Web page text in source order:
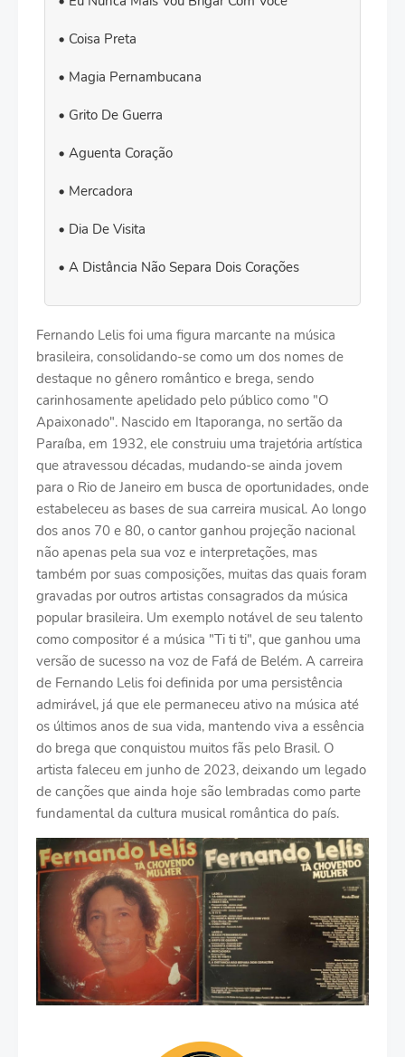
Coisa Preta
Magia Pernambucana
Grito De Guerra
Aguenta Coração
Mercadora
Dia De Visita
A Distância Não Separa Dois Corações
Fernando Lelis foi uma figura marcante na música
brasileira, consolidando-se como um dos nomes de
destaque no gênero romântico e brega, sendo
carinhosamente apelidado pelo público como "O
Apaixonado". Nascido em Itaporanga, no sertão da
Paraíba, em 1932, ele construiu uma trajetória artística
que atravessou décadas, mudando-se ainda jovem
para o Rio de Janeiro em busca de oportunidades, onde
estabeleceu as bases de sua carreira musical. Ao longo
dos anos 70 e 80, o cantor ganhou projeção nacional
não apenas pela sua voz e interpretações, mas
também por suas composições, muitas das quais foram
gravadas por outros artistas consagrados da música
popular brasileira. Um exemplo notável de seu talento
como compositor é a música "Ti ti ti", que ganhou uma
versão de sucesso na voz de Fafá de Belém. A carreira
de Fernando Lelis foi definida por uma persistência
admirável, já que ele permaneceu ativo na música até
os últimos anos de sua vida, mantendo viva a essência
do brega que conquistou muitos fãs pelo Brasil. O
artista faleceu em junho de 2023, deixando um legado
de canções que ainda hoje são lembradas como parte
fundamental da cultura musical romântica do país.